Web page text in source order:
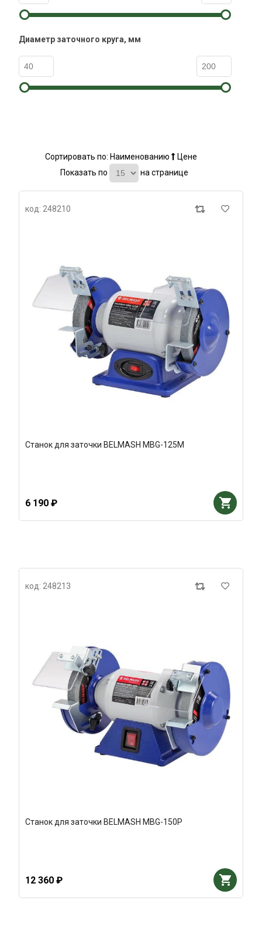
Диаметр заточного круга, мм
Сортировать по: Наименованию
Цене
Показать по
на странице
код: 248210
Станок для заточки BELMASH MBG-125M
6 190 ₽
код: 248213
Станок для заточки BELMASH MBG-150P
12 360 ₽